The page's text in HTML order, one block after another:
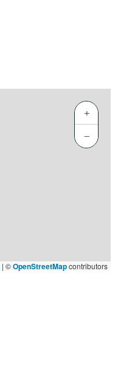
+
−
| ©OpenStreetMapcontributors